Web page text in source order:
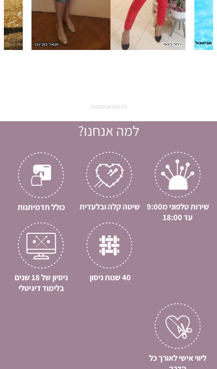
לא נמצאו תמונות
למה אנחנו?
שירות טלפוני מ9:00
עד 18:00
שיטה קלה ובלעדית כולל תדמיתנות
40 שנות ניסון
ניסיון של 18 שנים
בלימוד דיגיטלי
ליווי אישי לאורך כל